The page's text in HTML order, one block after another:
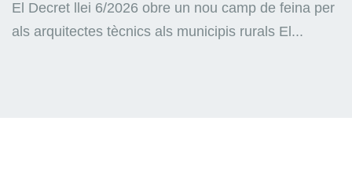
El Decret llei 6/2026 obre un nou camp de feina per
als arquitectes tècnics als municipis rurals El...